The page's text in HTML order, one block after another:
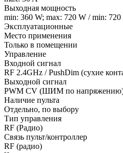
Выходная мощность
min: 360 W; max: 720 W / min:
Эксплуатационные
Место применения
Только в помещении
Управление
Входной сигнал
RF 2.4GHz / PushDim (сухие
Выходной сигнал
PWM СV (ШИМ по
Наличие пульта
Отдельно, по выбору
Тип управления
RF (Радио)
Связь пульт/контроллер
RF (радио)